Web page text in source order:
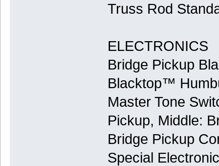
Truss Rod
ELECTRONICS
Bridge Pickup
Blacktop™
Master Tone
Pickup, Middle:
Bridge Pickup
Special